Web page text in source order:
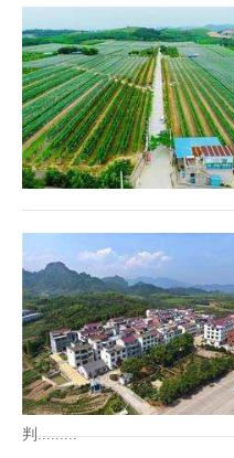
判.........